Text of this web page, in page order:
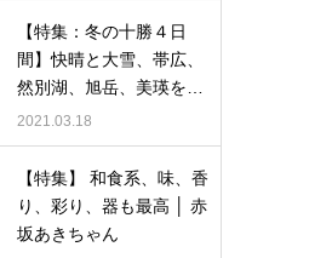
【特集：冬の十勝４日
間】快晴と大雪、帯広、
然別湖、旭岳、美瑛を…
2021.03.18
【特集】 和食系、味、香
り、彩り、器も最高 │ 赤
坂あきちゃん